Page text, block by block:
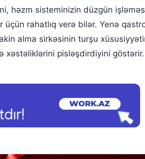
həzm sisteminizin düzgün
rahatlıq verə bilər. Yenə
alma sirkəsinin turşu
pisləşdirdiyini